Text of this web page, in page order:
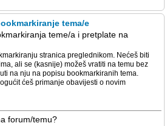
tema/e
teme/a i pretplate na
stranica preglednikom. Nećeš biti
ali se (kasnije) možeš vratiti na temu bez
na nju na popisu bookmarkiranih tema.
ćeš primanje obavijesti o novim
forum/temu?